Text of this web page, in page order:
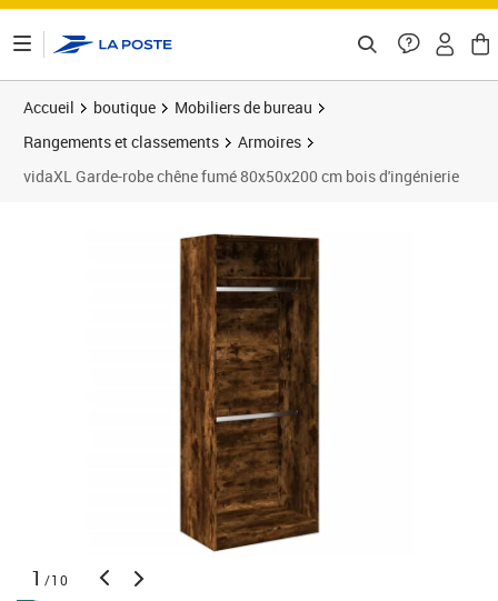
Accueil boutique
Mobiliers de bureau
Rangements et classements
Armoires
vidaXL Garde-robe chêne fumé 80x50x200 cm bois d'ingénierie
1 /10